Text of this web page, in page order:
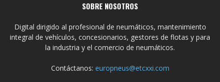
SOBRE NOSOTROS
Digital dirigido al profesional de neumáticos, mantenimiento
integral de vehículos, concesionarios, gestores de flotas y para
la industria y el comercio de neumáticos.
Contáctanos: europneus@etcxxi.com